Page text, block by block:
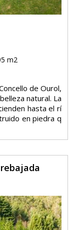
m2
de Ourol,
natural. La
hasta el rí
en piedra q